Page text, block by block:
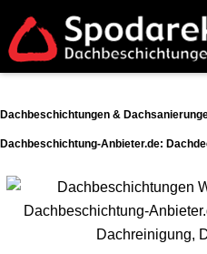
Dachbeschichtungen &
Dachbeschichtung-Anbieter.de: